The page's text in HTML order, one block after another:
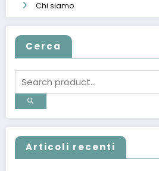
Chi siamo
Cerca
Articoli recenti